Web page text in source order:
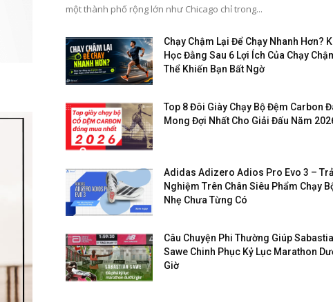
một thành phố rộng lớn như Chicago chỉ trong...
Chạy Chậm Lại Để Chạy Nhanh Hơn?
Học Đằng Sau 6 Lợi Ích Của Chạy
Thể Khiến Bạn Bất Ngờ
Top 8 Đôi Giày Chạy Bộ Đệm Carbon
Mong Đợi Nhất Cho Giải Đấu Năm
Adidas Adizero Adios Pro Evo 3 –
Nghiệm Trên Chân Siêu Phẩm Chạy
Nhẹ Chưa Từng Có
Câu Chuyện Phi Thường Giúp
Sawe Chinh Phục Kỷ Lục Marathon
Giờ